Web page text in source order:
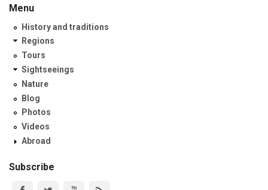
Menu
History and traditions
Regions
Tours
Sightseeings
Nature
Blog
Photos
Videos
Abroad
Subscribe